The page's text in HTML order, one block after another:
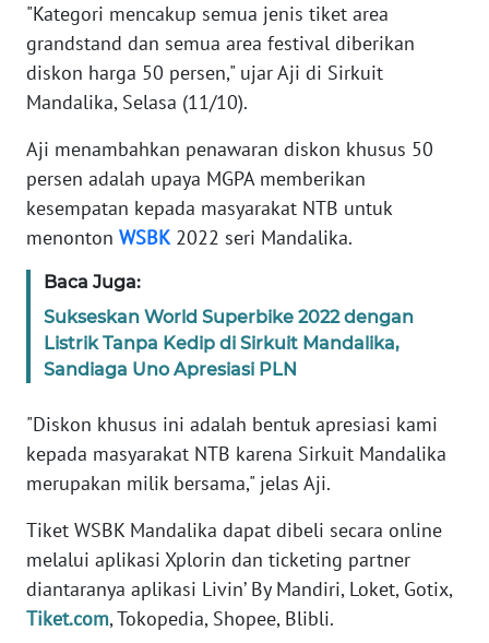
"Kategori mencakup semua jenis tiket area
grandstand dan semua area festival diberikan
diskon harga 50 persen," ujar Aji di Sirkuit
Mandalika, Selasa (11/10).
Aji menambahkan penawaran diskon khusus 50
persen adalah upaya MGPA memberikan
kesempatan kepada masyarakat NTB untuk
menonton WSBK2022 seri Mandalika.
Baca Juga:
Sukseskan World Superbike 2022 dengan
Listrik Tanpa Kedip di Sirkuit Mandalika,
Sandiaga Uno Apresiasi PLN
"Diskon khusus ini adalah bentuk apresiasi kami
kepada masyarakat NTB karena Sirkuit Mandalika
merupakan milik bersama," jelas Aji.
Tiket WSBK Mandalika dapat dibeli secara online
melalui aplikasi Xplorin dan ticketing partner
diantaranya aplikasi Livin’ By Mandiri, Loket, Gotix,
Tiket.com, Tokopedia, Shopee, Blibli.
WN
JAKARTA
WN
WN
BANTEN
NTT
WN
KEPRI
WN
PAPUA
PAPUA
BARAT
WN
RIAU